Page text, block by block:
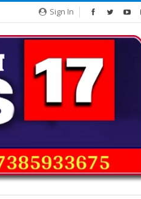
Sign In